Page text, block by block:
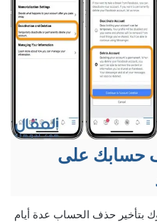
حسابك على
بتأخير حذف الحساب عدة أيام